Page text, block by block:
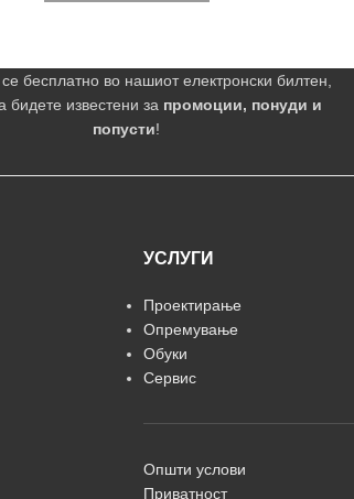
бесплатно во нашиот електронски билтен,
бидете известени за промоции, понуди и
попусти!
УСЛУГИ
Проектирање
Опремување
Обуки
Сервис
Општи услови
Приватност